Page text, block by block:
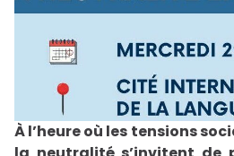
À l’heure où les tensions